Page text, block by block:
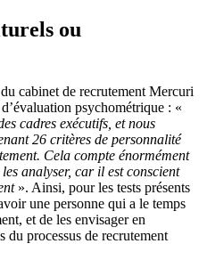
ou
cabinet de recrutement Mercuri
psychométrique : «
cadres exécutifs, et nous
26 critères de personnalité
Cela compte énormément
analyser, car il est conscient
». Ainsi, pour les tests présents
une personne qui a le temps
et de les envisager en
du processus de recrutement